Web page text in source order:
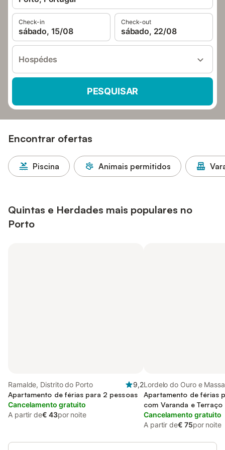
Check-in
sábado, 15/08
Check-out
sábado, 22/08
Hospédes
PESQUISAR
Encontrar ofertas
Piscina Animais permitidos
Quintas e Herdades mais populares no
Porto
Ramalde, Distrito do Porto
9,2
Apartamento de férias para 2 pessoas
Cancelamento gratuito
A partir de€ 43por noite
Lordelo do Ouro e
Distrito do Porto
Apartamento de férias
com Varanda e Terraço
Cancelamento gratuito
A partir de€ 75por noite